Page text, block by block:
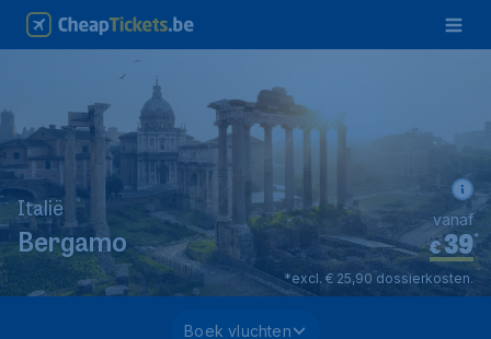
Italië
Bergamo €39*
vanaf
*excl. € 25,90 dossierkosten.
Boek vluchten